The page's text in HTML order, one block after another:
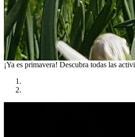
¡Ya es primavera! Descubra todas las